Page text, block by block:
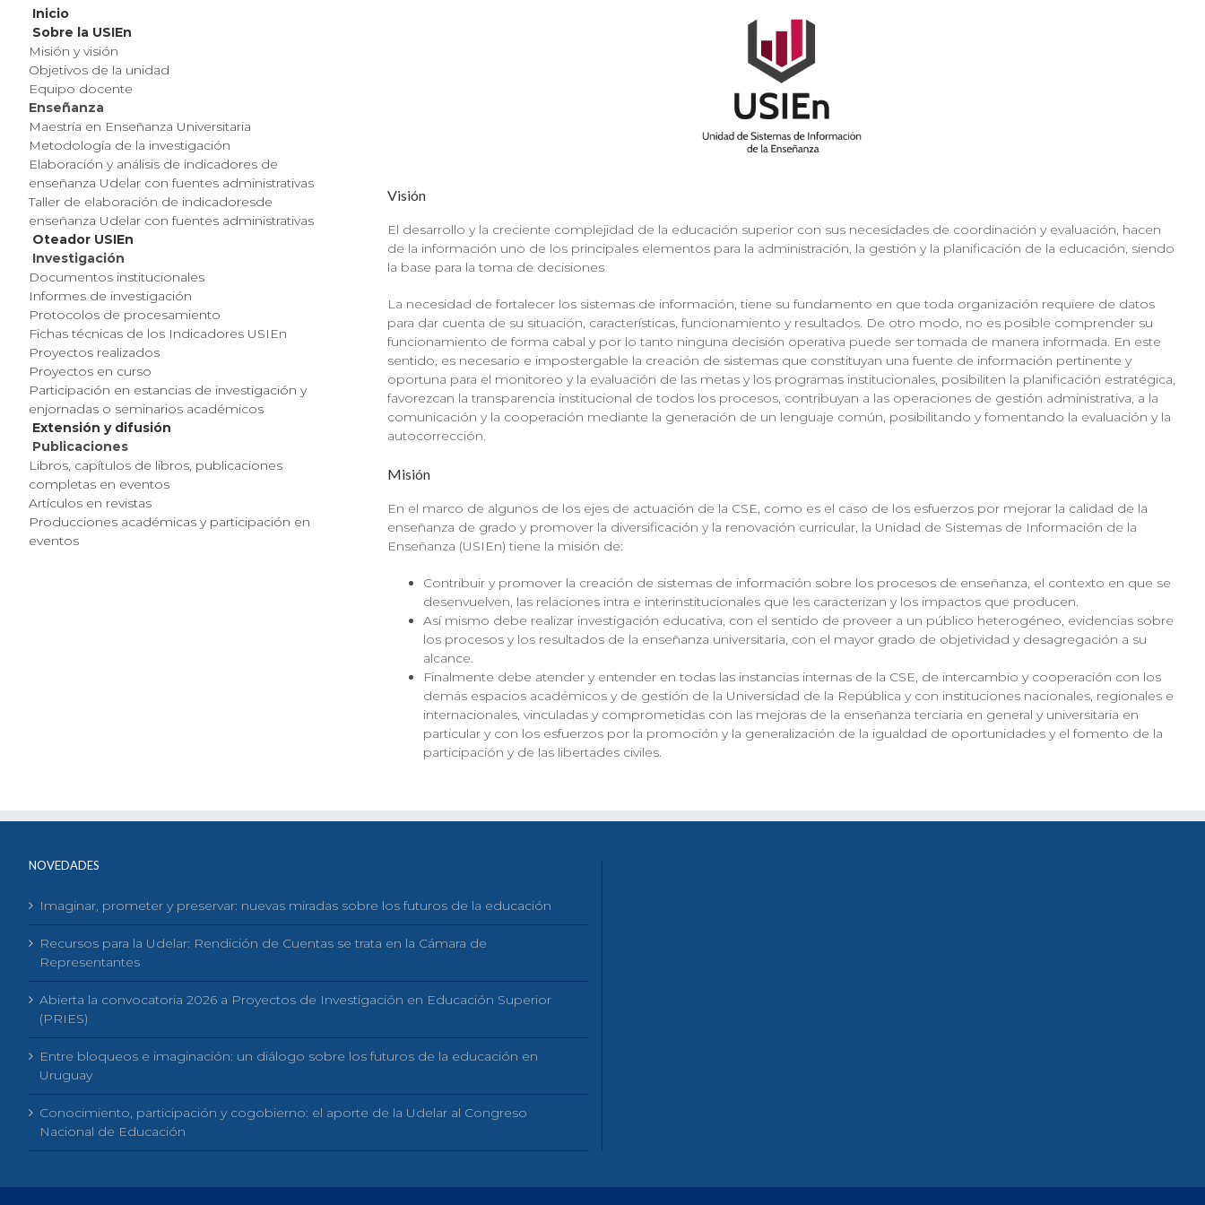
Visión
El desarrollo y la creciente complejidad de la educación superior con sus necesidades de coordinación y evaluación, hacen
de la información uno de los principales elementos para la administración, la gestión y la planificación de la educación, siendo
la base para la toma de decisiones
La necesidad de fortalecer los sistemas de información, tiene su fundamento en que toda organización requiere de datos
para dar cuenta de su situación, características, funcionamiento y resultados. De otro modo, no es posible comprender su
funcionamiento de forma cabal y por lo tanto ninguna decisión operativa puede ser tomada de manera informada. En este
sentido, es necesario e impostergable la creación de sistemas que constituyan una fuente de información pertinente y
oportuna para el monitoreo y la evaluación de las metas y los programas institucionales, posibiliten la planificación estratégica,
favorezcan la transparencia institucional de todos los procesos, contribuyan a las operaciones de gestión administrativa, a la
comunicación y la cooperación mediante la generación de un lenguaje común, posibilitando y fomentando la evaluación y la
autocorrección.
Misión
En el marco de algunos de los ejes de actuación de la CSE, como es el caso de los esfuerzos por mejorar la calidad de la
enseñanza de grado y promover la diversificación y la renovación curricular, la Unidad de Sistemas de Información de la
Enseñanza (USIEn) tiene la misión de:
Contribuir y promover la creación de sistemas de información sobre los procesos de enseñanza, el contexto en que se
desenvuelven, las relaciones intra e interinstitucionales que les caracterizan y los impactos que producen.
Así mismo debe realizar investigación educativa, con el sentido de proveer a un público heterogéneo, evidencias sobre
los procesos y los resultados de la enseñanza universitaria, con el mayor grado de objetividad y desagregación a su
alcance.
Finalmente debe atender y entender en todas las instancias internas de la CSE, de intercambio y cooperación con los
demás espacios académicos y de gestión de la Universidad de la República y con instituciones nacionales, regionales e
internacionales, vinculadas y comprometidas con las mejoras de la enseñanza terciaria en general y universitaria en
particular y con los esfuerzos por la promoción y la generalización de la igualdad de oportunidades y el fomento de la
participación y de las libertades civiles.
Inicio
Sobre la USIEn
Misión y visión
Objetivos de la unidad
Equipo docente
Enseñanza
Maestría en Enseñanza Universitaria
Metodología de la investigación
Elaboración y análisis de indicadores de
enseñanza Udelar con fuentes administrativas
Taller de elaboración de indicadoresde
enseñanza Udelar con fuentes administrativas
Oteador USIEn
Investigación
Documentos institucionales
Informes de investigación
Protocolos de procesamiento
Fichas técnicas de los Indicadores USIEn
Proyectos realizados
Proyectos en curso
Participación en estancias de investigación y
enjornadas o seminarios académicos
Extensión y difusión
Publicaciones
Libros, capítulos de libros, publicaciones
completas en eventos
Artículos en revistas
Producciones académicas y participación en
eventos
NOVEDADES
Imaginar, prometer y preservar: nuevas miradas sobre los futuros de la educación
Recursos para la Udelar: Rendición de Cuentas se trata en la Cámara de
Representantes
Abierta la convocatoria 2026 a Proyectos de Investigación en Educación Superior
(PRIES)
Entre bloqueos e imaginación: un diálogo sobre los futuros de la educación en
Uruguay
Conocimiento, participación y cogobierno: el aporte de la Udelar al Congreso
Nacional de Educación